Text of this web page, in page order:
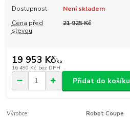
Dostupnost
Není skladem
Cena před
slevou
21 925 Kč
19 953 Kč/ks
16 490 Kč bez DPH
Přidat do košíku
Výrobce: Robot Coupe